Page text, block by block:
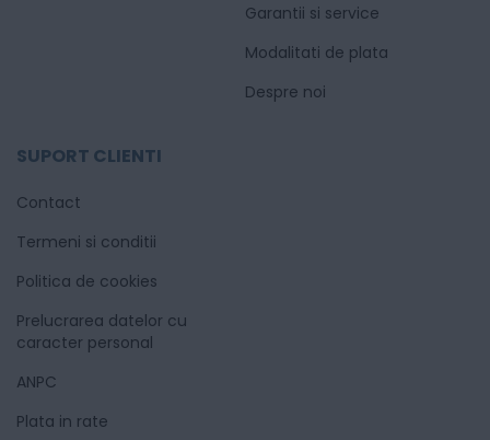
Garantii si service
Modalitati de plata
Despre noi
SUPORT CLIENTI
Contact
Termeni si conditii
Politica de cookies
Prelucrarea datelor cu
caracter personal
ANPC
Plata in rate